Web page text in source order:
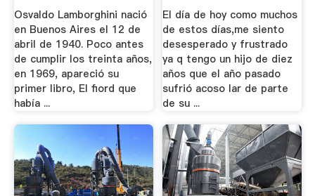
Osvaldo Lamborghini nació
en Buenos Aires el 12 de
abril de 1940. Poco antes
de cumplir los treinta años,
en 1969, apareció su
primer libro, El fiord que
había ...
El día de hoy como muchos
de estos días,me siento
desesperado y frustrado
ya q tengo un hijo de diez
años que el año pasado
sufrió acoso lar de parte
de su ...